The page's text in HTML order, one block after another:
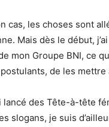
cas, les choses sont
Mais dès le début,
mon Groupe BNI, ce
de les mettre
lancé des Tête-à-tête
slogans, je suis